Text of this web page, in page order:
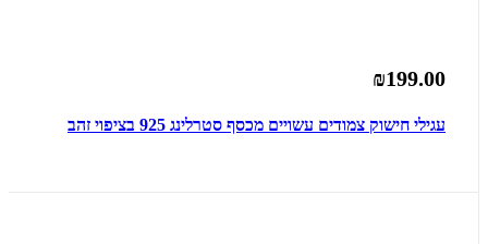
₪199.00
עגילי חישוק צמודים עשויים מכסף סטרלינג 925 בציפוי זהב